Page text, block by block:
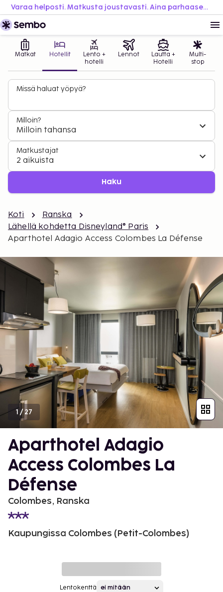
Varaa helposti. Matkusta joustavasti. Aina parhaaseen hintaan.
Matkat Hotellit
Lento +
hotelli
Lennot
Lautta +
Hotelli
Multi-
stop
Missä haluat yöpyä?
Milloin?
Milloin tahansa
Matkustajat
2 aikuista
Haku
Koti
Ranska
Lähellä kohdetta Disneyland® Paris
Aparthotel Adagio Access Colombes La Défense
1 /27
Aparthotel Adagio
Access Colombes La
Défense
Colombes, Ranska
Kaupungissa Colombes (Petit-Colombes)
Lentokenttä